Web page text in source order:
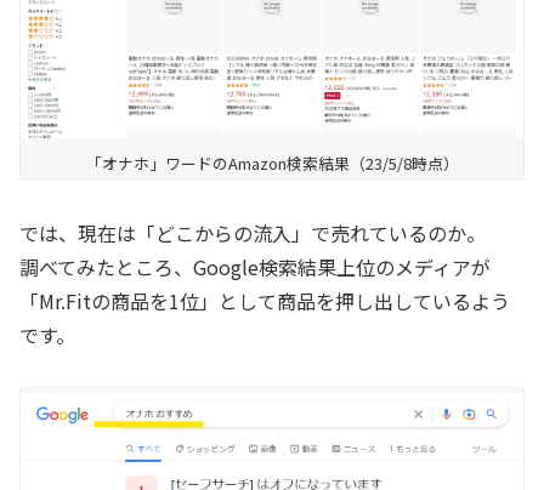
「オナホ」ワードのAmazon検索結果（23/5/8時点）
では、現在は「どこからの流入」で売れているのか。
調べてみたところ、Google検索結果上位のメディアが
「Mr.Fitの商品を1位」として商品を押し出しているよう
です。